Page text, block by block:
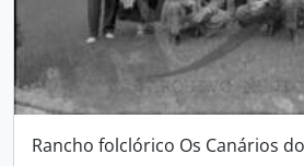
Rancho folclórico Os Canários